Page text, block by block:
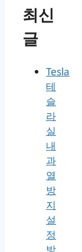
최신
글
Tesla
테
슬
라
실
내
과
열
방
지
설
정
방